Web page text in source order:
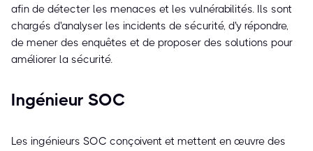
afin de détecter les menaces et les vulnérabilités. Ils sont
chargés d'analyser les incidents de sécurité, d'y répondre,
de mener des enquêtes et de proposer des solutions pour
améliorer la sécurité.
Ingénieur SOC
Les ingénieurs SOC conçoivent et mettent en œuvre des